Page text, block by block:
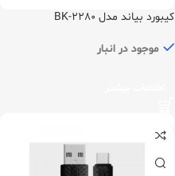
کیبورد بیاند مدل BK-2280
موجود در انبار